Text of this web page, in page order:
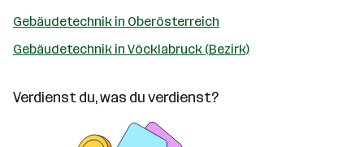
Gebäudetechnik in Oberösterreich
Gebäudetechnik in Vöcklabruck (Bezirk)
Verdienst du, was du verdienst?